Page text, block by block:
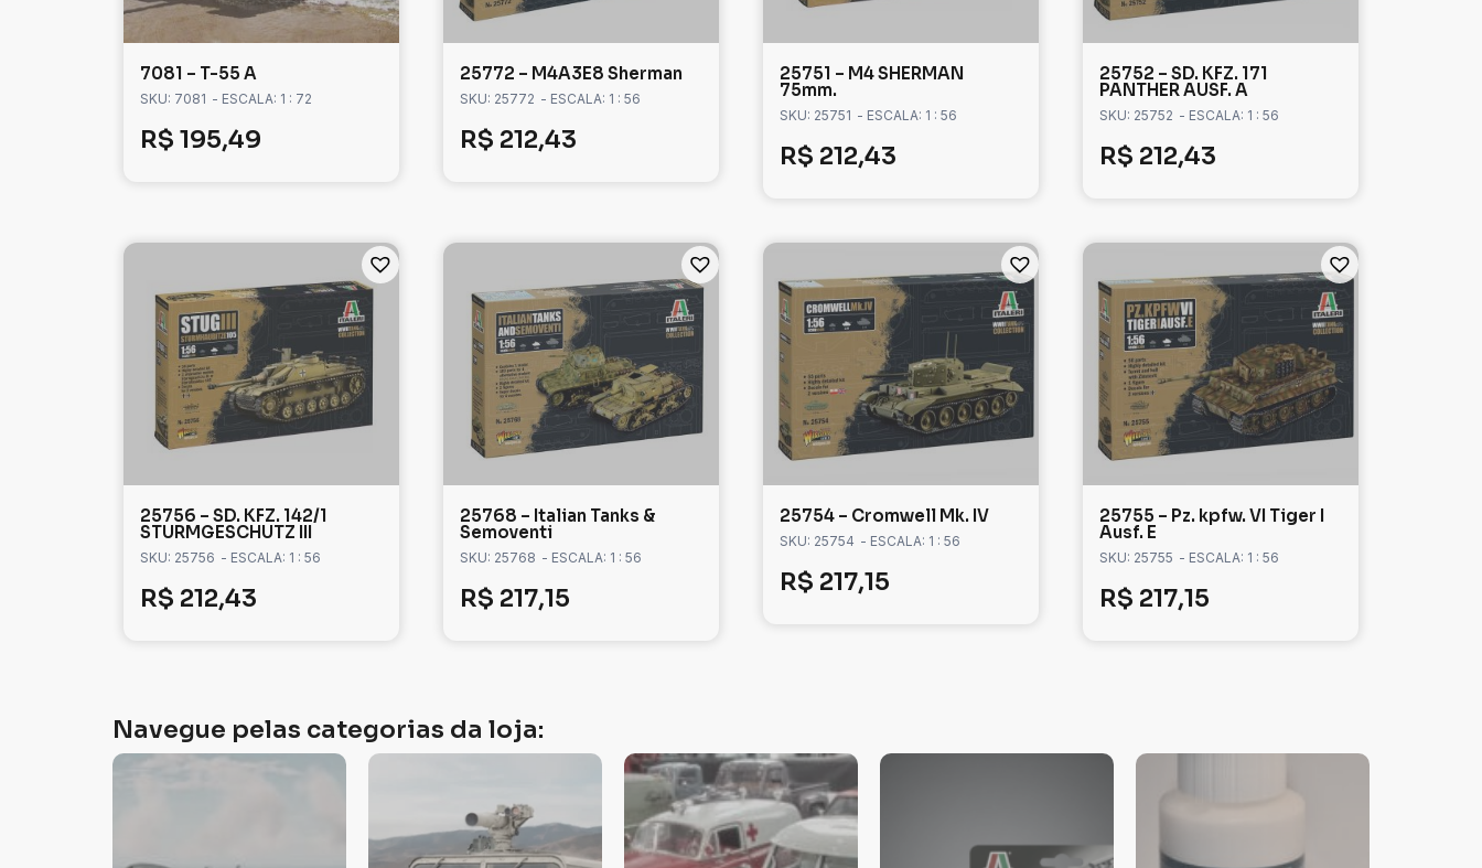
7081 – T-55 A
SKU: 7081 - ESCALA: 1 : 72
R$ 195,49
25772 – M4A3E8 Sherman
SKU: 25772 - ESCALA: 1 : 56
R$ 212,43
25751 – M4 SHERMAN
75mm.
SKU: 25751 - ESCALA: 1 : 56
R$ 212,43
25752 – SD. KFZ. 171
PANTHER AUSF. A
SKU: 25752 - ESCALA: 1 : 56
R$ 212,43
25756 – SD. KFZ. 142/1
STURMGESCHUTZ III
SKU: 25756 - ESCALA: 1 : 56
R$ 212,43
25768 – Italian Tanks &
Semoventi
SKU: 25768 - ESCALA: 1 : 56
R$ 217,15
25754 – Cromwell Mk. IV
SKU: 25754 - ESCALA: 1 : 56
R$ 217,15
25755 – Pz. kpfw. VI Tiger I
Ausf. E
SKU: 25755 - ESCALA: 1 : 56
R$ 217,15
Navegue pelas categorias da loja: